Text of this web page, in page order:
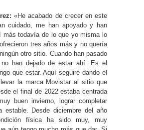
«He acabado de crecer en este
cuidado, me han apoyado y han
más todavía de lo que yo misma lo
tres años más y no quería
otro sitio. Cuando han pasado
han dejado de estar ahí. Es el
que estar. Aquí seguiré dando el
la marca Movistar al sitio que
el final de 2022 estaba centrada
buen invierno, lograr completar
estable. Desde diciembre del año
física ha sido muy, muy